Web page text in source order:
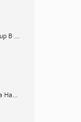
🔥 Интенсив-вебинар с PAC Group В четверг, 6 августа 2026, приглашаем вас на обучающий интенсив-вебинар ❤️ Поговорим о новинках ЭТО трэвел и расскажем всё о круизах MSC. 🎤 Спикеры: Безменова…
⛴️ От Тайги до Полярного круга Наше путешествие уже начинается, и мы хотим взять вас с собой! Весь маршрут, все нюансы и красоты мы будем освещать из первых уст –…